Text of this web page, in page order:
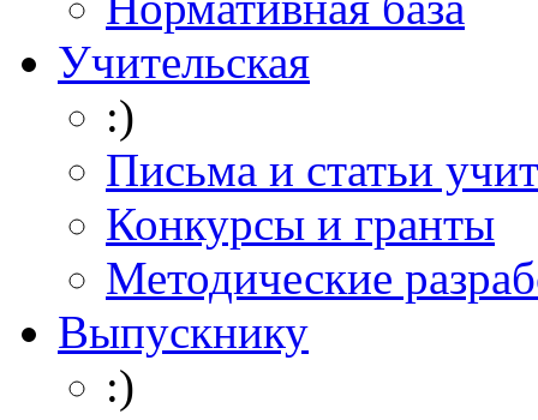
Учительская
:)
Письма и статьи
Конкурсы и гранты
Методические
Выпускнику
:)